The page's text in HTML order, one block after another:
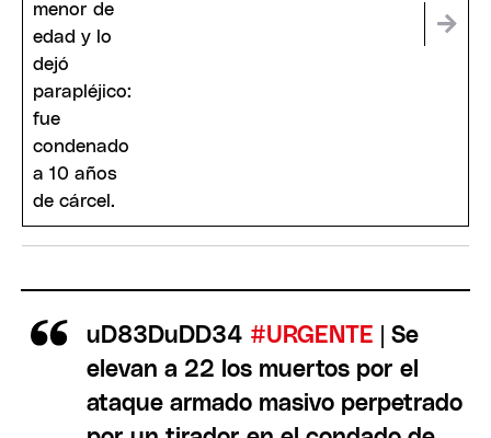
uD83DuDD34 #URGENTE | Se
elevan a 22 los muertos por el
ataque armado masivo perpetrado